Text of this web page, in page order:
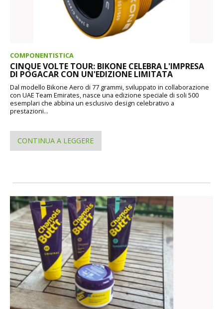
COMPONENTISTICA
CINQUE VOLTE TOUR: BIKONE CELEBRA L'IMPRESA
DI POGACAR CON UN'EDIZIONE LIMITATA
Dal modello Bikone Aero di 77 grammi, sviluppato in collaborazione
con UAE Team Emirates, nasce una edizione speciale di soli 500
esemplari che abbina un esclusivo design celebrativo a
prestazioni...
CONTINUA A LEGGERE